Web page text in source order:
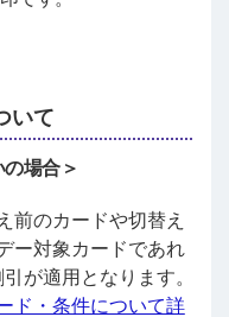
いて
場合＞
前のカードや切替え
ー対象カードであれ
が適用となります。
ド・条件について詳